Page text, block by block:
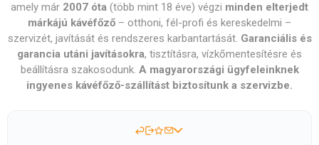
amely már 2007 óta (több mint 18 éve) végzi minden elterjedt
márkájú kávéfőző – otthoni, fél-profi és kereskedelmi –
szervizét, javítását és rendszeres karbantartását. Garanciális és
garancia utáni javításokra, tisztításra, vízkőmentesítésre és
beállításra szakosodunk. A magyarországi ügyfeleinknek
ingyenes kávéfőző-szállítást biztosítunk a szervizbe.